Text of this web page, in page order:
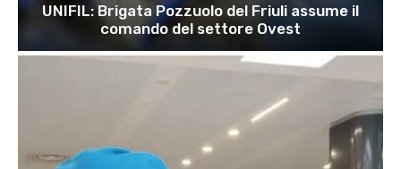
UNIFIL: Brigata Pozzuolo del Friuli assume il
comando del settore Ovest